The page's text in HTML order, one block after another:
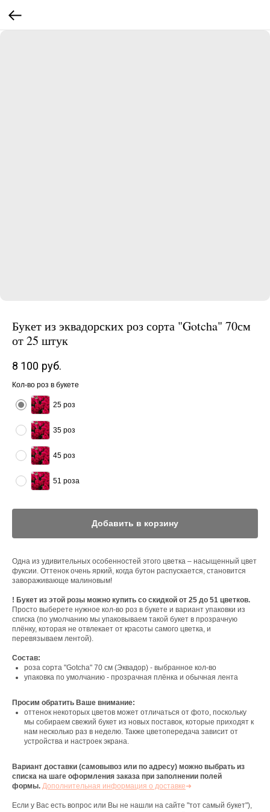
Букет из эквадорских роз сорта "Gotcha" 70см
от 25 штук
8 100 руб.
Кол-во роз в букете
25 роз
35 роз
45 роз
51 роза
Добавить в корзину
Одна из удивительных особенностей этого цветка – насыщенный цвет
фуксии. Оттенок очень яркий, когда бутон распускается, становится
завораживающе малиновым!
! Букет из этой розы можно купить со скидкой от 25 до 51 цветков.
Просто выберете нужное кол-во роз в букете и вариант упаковки из
списка (по умолчанию мы упаковываем такой букет в прозрачную
плёнку, которая не отвлекает от красоты самого цветка, и
перевязываем лентой).
Состав:
роза сорта "Gotcha" 70 см (Эквадор) - выбранное кол-во
упаковка по умолчанию - прозрачная плёнка и обычная лента
Просим обратить Ваше внимание:
оттенок некоторых цветов может отличаться от фото, поскольку
мы собираем свежий букет из новых поставок, которые приходят к
нам несколько раз в неделю. Также цветопередача зависит от
устройства и настроек экрана.
Вариант доставки (самовывоз или по адресу) можно выбрать из
списка на шаге оформления заказа при заполнении полей
формы. Дополнительная информация о доставке➜
Если у Вас есть вопрос или Вы не нашли на сайте "тот самый букет"),